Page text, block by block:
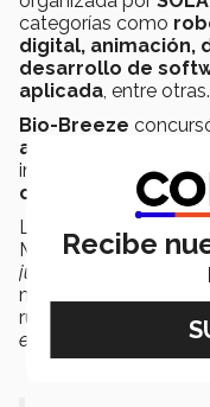
categorías como
digital, animación,
desarrollo de
aplicada , entre otras.
Bio-Breeze
aplicada
innovadoras en
ciencia.
Leonel Quintero
Mecatrónica
jueces y al público
minutos para
rúbrica era muy
esa experiencia”
Recibe